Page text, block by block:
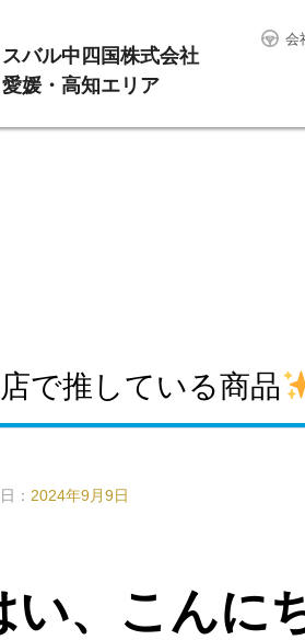
スバル中四国株式会社
愛媛・高知エリア
会
で推している商品
： 2024年9月9日
い、こんに